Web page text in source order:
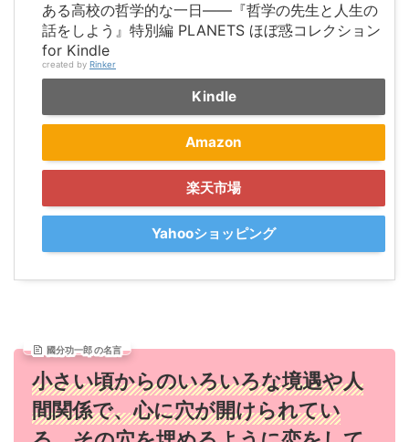
ある高校の哲学的な一日――『哲学の先生と人生の
話をしよう』特別編 PLANETS ほぼ惑コレクション
for Kindle
created by Rinker
Kindle
Amazon
楽天市場
Yahooショッピング
國分功一郎 の名言
小さい頃からのいろいろな境遇や人
間関係で、心に穴が開けられてい